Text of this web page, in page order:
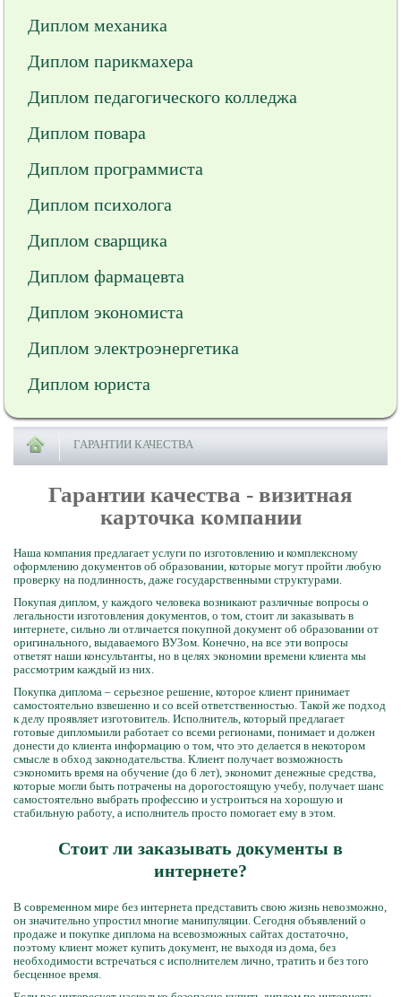
Диплом механика
Диплом парикмахера
Диплом педагогического колледжа
Диплом повара
Диплом программиста
Диплом психолога
Диплом сварщика
Диплом фармацевта
Диплом экономиста
Диплом электроэнергетика
Диплом юриста
ГАРАНТИИ КАЧЕСТВА
Гарантии качества - визитная
карточка компании
Наша компания предлагает услуги по изготовлению и комплексному
оформлению документов об образовании, которые могут пройти любую
проверку на подлинность, даже государственными структурами.
Покупая диплом, у каждого человека возникают различные вопросы о
легальности изготовления документов, о том, стоит ли заказывать в
интернете, сильно ли отличается покупной документ об образовании от
оригинального, выдаваемого ВУЗом. Конечно, на все эти вопросы
ответят наши консультанты, но в целях экономии времени клиента мы
рассмотрим каждый из них.
Покупка диплома – серьезное решение, которое клиент принимает
самостоятельно взвешенно и со всей ответственностью. Такой же подход
к делу проявляет изготовитель. Исполнитель, который предлагает
готовые дипломыили работает со всеми регионами, понимает и должен
донести до клиента информацию о том, что это делается в некотором
смысле в обход законодательства. Клиент получает возможность
сэкономить время на обучение (до 6 лет), экономит денежные средства,
которые могли быть потрачены на дорогостоящую учебу, получает шанс
самостоятельно выбрать профессию и устроиться на хорошую и
стабильную работу, а исполнитель просто помогает ему в этом.
Стоит ли заказывать документы в
интернете?
В современном мире без интернета представить свою жизнь невозможно,
он значительно упростил многие манипуляции. Сегодня объявлений о
продаже и покупке диплома на всевозможных сайтах достаточно,
поэтому клиент может купить документ, не выходя из дома, без
необходимости встречаться с исполнителем лично, тратить и без того
бесценное время.